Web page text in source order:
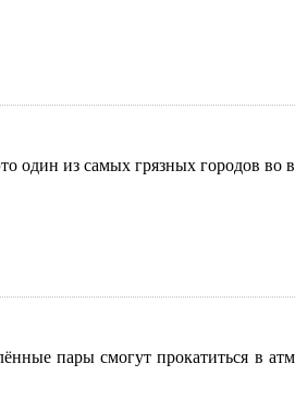
один из самых грязных городов во
пары смогут прокатиться в